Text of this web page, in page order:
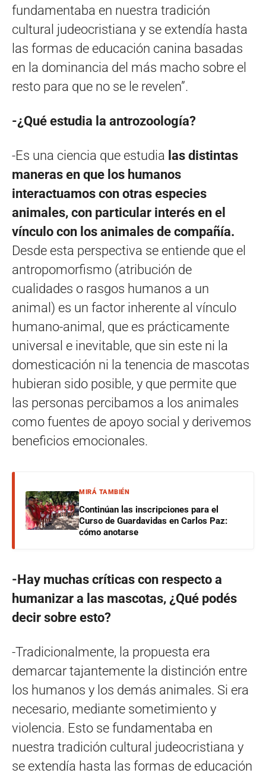
fundamentaba en nuestra tradición
cultural judeocristiana y se extendía hasta
las formas de educación canina basadas
en la dominancia del más macho sobre el
resto para que no se le revelen”.
-¿Qué estudia la antrozoología?
-Es una ciencia que estudia las distintas
maneras en que los humanos
interactuamos con otras especies
animales, con particular interés en el
vínculo con los animales de compañía.
Desde esta perspectiva se entiende que el
antropomorfismo (atribución de
cualidades o rasgos humanos a un
animal) es un factor inherente al vínculo
humano-animal, que es prácticamente
universal e inevitable, que sin este ni la
domesticación ni la tenencia de mascotas
hubieran sido posible, y que permite que
las personas percibamos a los animales
como fuentes de apoyo social y derivemos
beneficios emocionales.
MIRÁ TAMBIÉN
Continúan las inscripciones para el
Curso de Guardavidas en Carlos Paz:
cómo anotarse
-Hay muchas críticas con respecto a
humanizar a las mascotas, ¿Qué podés
decir sobre esto?
-Tradicionalmente, la propuesta era
demarcar tajantemente la distinción entre
los humanos y los demás animales. Si era
necesario, mediante sometimiento y
violencia. Esto se fundamentaba en
nuestra tradición cultural judeocristiana y
se extendía hasta las formas de educación